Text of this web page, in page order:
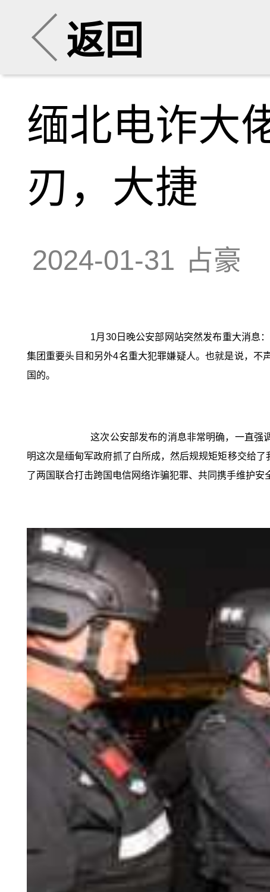
返回
缅北电诈大
刃，大捷
2024-01-31 占豪
1月30日晚公安部网站突然发布重大消息
集团重要头目和另外4名重大犯罪嫌疑人。也就是说，不
国的。
这次公安部发布的消息非常明确，一直强
明这次是缅甸军政府抓了白所成，然后规规矩矩移交给
了两国联合打击跨国电信网络诈骗犯罪、共同携手维护安